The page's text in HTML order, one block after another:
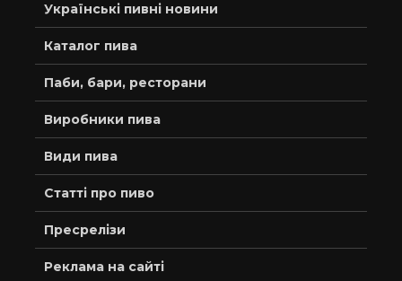
Українські пивні новини
Каталог пива
Паби, бари, ресторани
Виробники пива
Види пива
Статті про пиво
Пресрелізи
Реклама на сайті